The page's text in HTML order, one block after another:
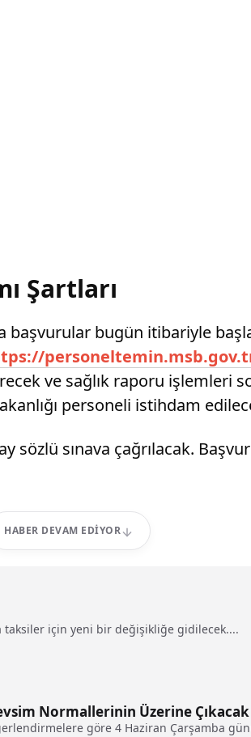
Şartları
başvurular bugün itibariyle
ve sağlık raporu işlemleri
personeli istihdam
sözlü sınava çağrılacak.
HABER DEVAM EDIYOR
taksiler için yeni bir değişikliğe gidilecek....
Normallerinin Üzerine Çıkacak
göre 4 Haziran Çarşamba